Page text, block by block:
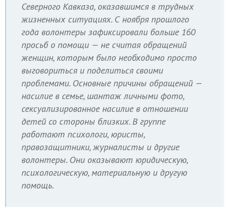
Северного Кавказа, оказавшимся в трудных
жизненных ситуациях. С ноября прошлого
года волонтеры зафиксировали больше 160
просьб о помощи — не считая обращений
женщин, которым было необходимо просто
выговориться и поделиться своими
проблемами. Основные причины обращений —
насилие в семье, шантаж личными фото,
сексуализированное насилие в отношении
детей со стороны близких. В группе
работают психологи, юристы,
правозащитники, журналисты и другие
волонтеры. Они оказывают юридическую,
психологическую, материальную и другую
помощь.